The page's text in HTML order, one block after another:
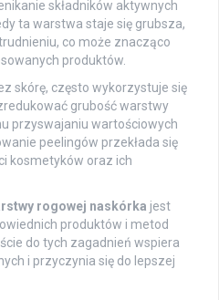
składników aktywnych
ta warstwa staje się grubsza,
co może znacząco
produktów.
skórę, często wykorzystuje się
grubość warstwy
przyswajaniu wartościowych
peelingów przekłada się
kosmetyków oraz ich
rogowej naskórka jest
produktów i metod
do tych zagadnień wspiera
i przyczynia się do lepszej